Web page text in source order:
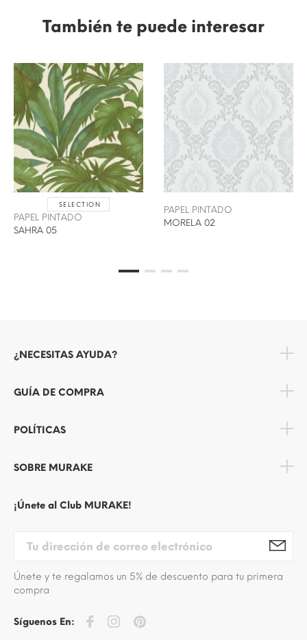
También te puede interesar
SELECTION
PAPEL PINTADO
SAHRA 05
PAPEL PINTADO
MORELA 02
¿NECESITAS AYUDA?
GUÍA DE COMPRA
POLÍTICAS
SOBRE MURAKE
¡Únete al Club MURAKE!
Únete y te regalamos un 5% de descuento para tu primera
compra
Síguenos En: